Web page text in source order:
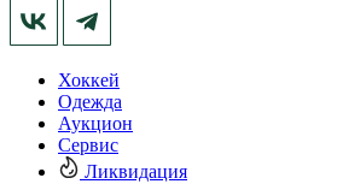
Хоккей
Одежда
Аукцион
Сервис
Ликвидация